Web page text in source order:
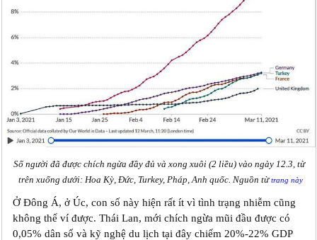
Số người đã được chích ngừa đầy đủ và xong xuôi (2 liều) vào ngày 12.3, từ
trên xuống dưới: Hoa Kỳ, Đức, Turkey, Pháp, Anh quốc. Nguồn từtrang này
Ở Đông Á, ở Úc, con số này hiện rất ít vì tình trạng nhiễm cũng
không thể ví được. Thái Lan, mới chích ngừa mũi đầu được có
0,05% dân số và kỹ nghệ du lịch tại đây chiếm 20%-22% GDP